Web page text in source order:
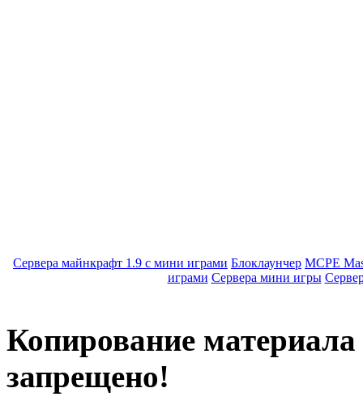
Сервера майнкрафт 1.9 с мини играми Блоклаунчер MCPE
играми Сервера мини игры
Копирование материала
запрещено!